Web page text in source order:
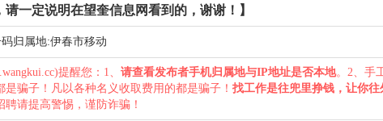
请一定说明在望奎信息网看到的，谢谢！】
归属地:伊春市移动
提醒您：1、 请查看发布者手机归属地与IP地址是否本地。2、手
是骗子！凡以各种名义收取费用的都是骗子！ 找工作是往兜里挣钱，让你往
聘请提高警惕，谨防诈骗！